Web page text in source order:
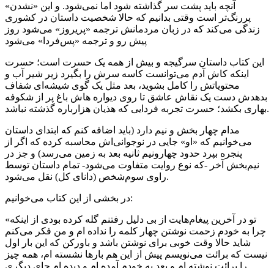
آنچه باید پشت سر گذاشته شود اما نمی‌شود. و این «نشدن»
پررنگ‌تر است وقتی بدانیم که حالا شخصیت داستان در کشوری
زندگی می‌کند که در زبان مردمانش ترجمه «پریروز» می‌شود روز
پیش رو و ترجمه «پس‌فردا» می‌شود
این کتاب داستان سرگیجه و بیش از همه یک حسرت است؛ حسرت
اینکه کاش آدم می‌توانست کاسه سرش را بگیرد زیر شیر آب و
محتویاتش را کامل بشوید، بعد مثل یک گوی شیشه‌ای شفاف
بدهدش دست یک نقاش عاشق تا روی دیواره هاش باغ پر از شکوفه
بهاری بکشد؛ حسرت تجربه فردایی که هذیان هزارباره گذشته نباشد.
مدام چهار بخش و نیم دارد (باید اضافه کنم که ابتدای داستان
می‌خوانیم که «او» جایی در نوجوانی‌اش محاسبه کرده که اگر از
پنجره بپرد حدود چهارونیم ثانیه بعد به زمین می‌رسد) و جز در
نیم‌بخش آخر -که نوع روایت متفاوت می‌شود- تمام داستان توسط
راوی سوم‌شخص (دانای کل) نقل می‌شود.
در بخشی از این کتاب می‌خوانیم:
«تو در آخرین پیغام‌هایت از بی دلیل رفتنم گله کرده بودی از اینکه
چرا به خودم زحمت نوشتن چهار کلمه را نداده ام و من فکر می‌کنم
شاید حالا وقت خوبی برای نوشتن باشد و باورکن که این بار اول
نیست که برائت می‌نویسم پیش از این هم بارها نشسته ام، همه چیز
را برائت نوشته ام و بعد به خودم آمده ام و دیده ام جای دیگری